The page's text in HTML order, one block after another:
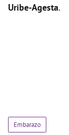
Uribe-Agesta.
Embarazo